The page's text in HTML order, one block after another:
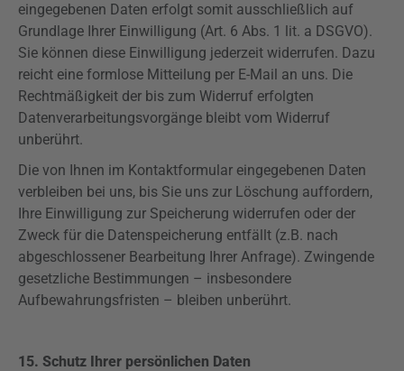
eingegebenen Daten erfolgt somit ausschließlich auf
Grundlage Ihrer Einwilligung (Art. 6 Abs. 1 lit. a DSGVO).
Sie können diese Einwilligung jederzeit widerrufen. Dazu
reicht eine formlose Mitteilung per E-Mail an uns. Die
Rechtmäßigkeit der bis zum Widerruf erfolgten
Datenverarbeitungsvorgänge bleibt vom Widerruf
unberührt.
Die von Ihnen im Kontaktformular eingegebenen Daten
verbleiben bei uns, bis Sie uns zur Löschung auffordern,
Ihre Einwilligung zur Speicherung widerrufen oder der
Zweck für die Datenspeicherung entfällt (z.B. nach
abgeschlossener Bearbeitung Ihrer Anfrage). Zwingende
gesetzliche Bestimmungen – insbesondere
Aufbewahrungsfristen – bleiben unberührt.
15. Schutz Ihrer persönlichen Daten